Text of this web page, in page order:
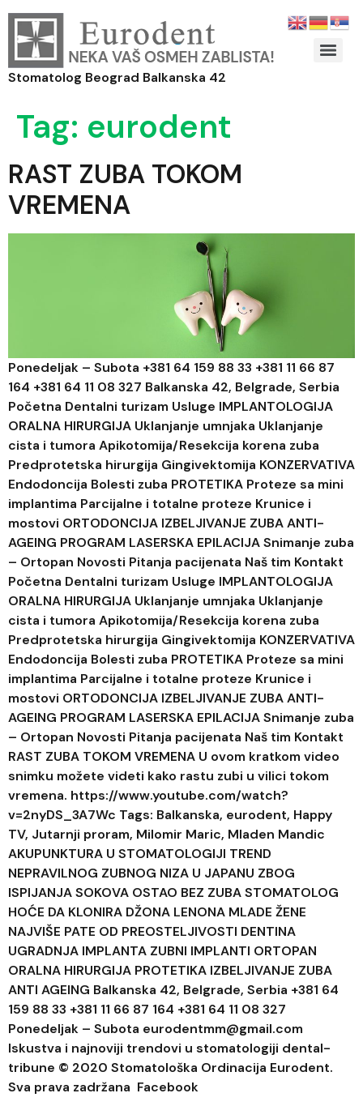
Stomatolog Beograd Balkanska 42
Tag: eurodent
RAST ZUBA TOKOM
VREMENA
Ponedeljak – Subota +381 64 159 88 33 +381 11 66 87
164 +381 64 11 08 327 Balkanska 42, Belgrade, Serbia
Početna Dentalni turizam Usluge IMPLANTOLOGIJA
ORALNA HIRURGIJA Uklanjanje umnjaka Uklanjanje
cista i tumora Apikotomija/Resekcija korena zuba
Predprotetska hirurgija Gingivektomija KONZERVATIVA
Endodoncija Bolesti zuba PROTETIKA Proteze sa mini
implantima Parcijalne i totalne proteze Krunice i
mostovi ORTODONCIJA IZBELJIVANJE ZUBA ANTI-
AGEING PROGRAM LASERSKA EPILACIJA Snimanje zuba
– Ortopan Novosti Pitanja pacijenata Naš tim Kontakt
Početna Dentalni turizam Usluge IMPLANTOLOGIJA
ORALNA HIRURGIJA Uklanjanje umnjaka Uklanjanje
cista i tumora Apikotomija/Resekcija korena zuba
Predprotetska hirurgija Gingivektomija KONZERVATIVA
Endodoncija Bolesti zuba PROTETIKA Proteze sa mini
implantima Parcijalne i totalne proteze Krunice i
mostovi ORTODONCIJA IZBELJIVANJE ZUBA ANTI-
AGEING PROGRAM LASERSKA EPILACIJA Snimanje zuba
– Ortopan Novosti Pitanja pacijenata Naš tim Kontakt
RAST ZUBA TOKOM VREMENA U ovom kratkom video
snimku možete videti kako rastu zubi u vilici tokom
vremena. https://www.youtube.com/watch?
v=2nyDS_3A7Wc Tags: Balkanska, eurodent, Happy
TV, Jutarnji proram, Milomir Maric, Mladen Mandic
AKUPUNKTURA U STOMATOLOGIJI TREND
NEPRAVILNOG ZUBNOG NIZA U JAPANU ZBOG
ISPIJANJA SOKOVA OSTAO BEZ ZUBA STOMATOLOG
HOĆE DA KLONIRA DŽONA LENONA MLADE ŽENE
NAJVIŠE PATE OD PREOSTELJIVOSTI DENTINA
UGRADNJA IMPLANTA ZUBNI IMPLANTI ORTOPAN
ORALNA HIRURGIJA PROTETIKA IZBELJIVANJE ZUBA
ANTI AGEING Balkanska 42, Belgrade, Serbia +381 64
159 88 33 +381 11 66 87 164 +381 64 11 08 327
Ponedeljak – Subota eurodentmm@gmail.com
Iskustva i najnoviji trendovi u stomatologiji dental-
tribune © 2020 Stomatološka Ordinacija Eurodent.
Sva prava zadržana Facebook